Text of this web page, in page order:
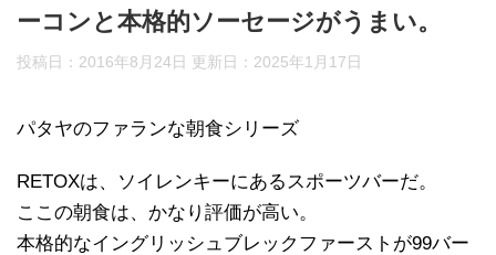
ーコンと本格的ソーセージがうまい。
投稿日：2016年8月24日 更新日： 2025年1月17日
パタヤのファランな朝食シリーズ
RETOXは、ソイレンキーにあるスポーツバーだ。
ここの朝食は、かなり評価が高い。
本格的なイングリッシュブレックファーストが99バー